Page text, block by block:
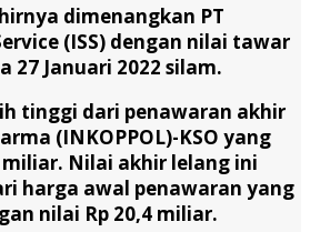
dimenangkan PT
(ISS) dengan nilai tawar
27 Januari 2022 silam.
tinggi dari penawaran akhir
(INKOPPOL)-KSO yang
miliar. Nilai akhir lelang ini
harga awal penawaran yang
nilai Rp 20,4 miliar.